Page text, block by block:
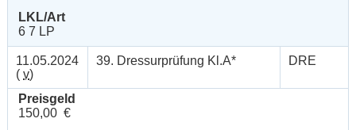
LKL/Art
6 7 LP
11.05.2024
( v)
39. Dressurprüfung Kl.A* DRE
Preisgeld
150,00 €